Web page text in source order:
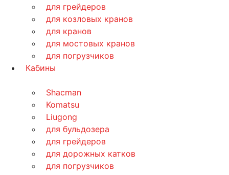
для грейдеров
для козловых кранов
для кранов
для мостовых кранов
для погрузчиков
Кабины
Shacman
Komatsu
Liugong
для бульдозера
для грейдеров
для дорожных катков
для погрузчиков